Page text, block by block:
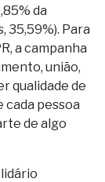
da
35,59%). Para
a campanha
união,
qualidade de
cada pessoa
de algo